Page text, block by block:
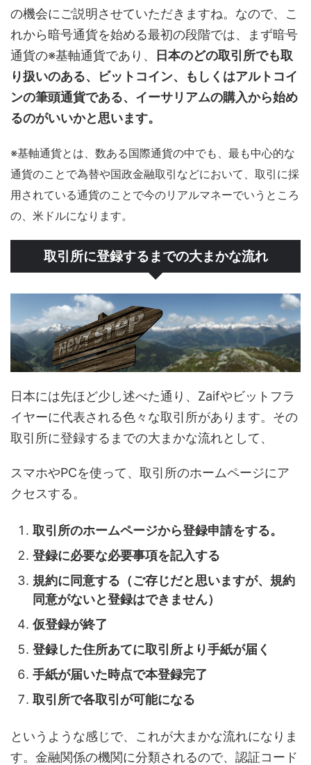
の機会にご説明させていただきますね。なので、こ
れから暗号通貨を始める最初の段階では、まず暗号
通貨の※基軸通貨であり、
日本のどの取引所でも取
り扱いのある、ビットコイン、もしくはアルトコイ
ンの筆頭通貨である、イーサリアムの購入から始め
るのがいいかと思います。
※基軸通貨とは、数ある国際通貨の中でも、最も中心的な
通貨のことで為替や国政金融取引などにおいて、取引に採
用されている通貨のことで今のリアルマネーでいうところ
の、米ドルになります。
取引所に登録するまでの大まかな流れ
日本には先ほど少し述べた通り、Zaifやビットフラ
イヤーに代表される色々な取引所があります。その
取引所に登録するまでの大まかな流れとして、
スマホやPCを使って、取引所のホームページにア
クセスする。
取引所のホームページから登録申請をする。
登録に必要な必要事項を記入する
規約に同意する（ご存じだと思いますが、規約
同意がないと登録はできません）
仮登録が終了
登録した住所あてに取引所より手紙が届く
手紙が届いた時点で本登録完了
取引所で各取引が可能になる
というような感じで、これが大まかな流れになりま
す。金融関係の機関に分類されるので、認証コード